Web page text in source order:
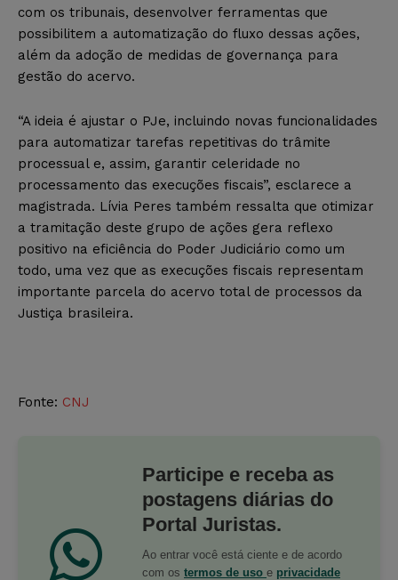
com os tribunais, desenvolver ferramentas que
possibilitem a automatização do fluxo dessas ações,
além da adoção de medidas de governança para
gestão do acervo.
“A ideia é ajustar o PJe, incluindo novas funcionalidades
para automatizar tarefas repetitivas do trâmite
processual e, assim, garantir celeridade no
processamento das execuções fiscais”, esclarece a
magistrada. Lívia Peres também ressalta que otimizar
a tramitação deste grupo de ações gera reflexo
positivo na eficiência do Poder Judiciário como um
todo, uma vez que as execuções fiscais representam
importante parcela do acervo total de processos da
Justiça brasileira.
Fonte: CNJ
Participe e receba as
postagens diárias do
Portal Juristas.
Ao entrar você está ciente e de acordo
com os termos de uso e privacidade